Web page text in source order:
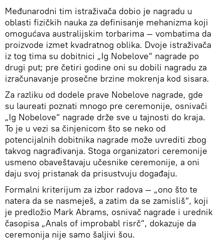
Međunarodni tim istraživača dobio je nagradu u
oblasti fizičkih nauka za definisanje mehanizma koji
omogućava australijskim torbarima — vombatima da
proizvode izmet kvadratnog oblika. Dvoje istraživača
iz tog tima su dobitnici „Ig Nobelove“ nagrade po
drugi put; pre četiri godine oni su dobili nagradu za
izračunavanje prosečne brzine mokrenja kod sisara.
Za razliku od dodele prave Nobelove nagrade, gde
su laureati poznati mnogo pre ceremonije, osnivači
„Ig Nobelove“ nagrade drže sve u tajnosti do kraja.
To je u vezi sa činjenicom što se neko od
potencijalnih dobitnika nagrade može uvrediti zbog
takvog nagrađivanja. Stoga organizatori ceremonije
usmeno obaveštavaju učesnike ceremonije, a oni
daju svoj pristanak da prisustvuju događaju.
Formalni kriterijum za izbor radova — „ono što te
natera da se nasmeješ, a zatim da se zamisliš“, koji
je predložio Mark Abrams, osnivač nagrade i urednik
časopisa „Anals of improbabl risrč“, dokazuje da
ceremonija nije samo šaljivi šou.